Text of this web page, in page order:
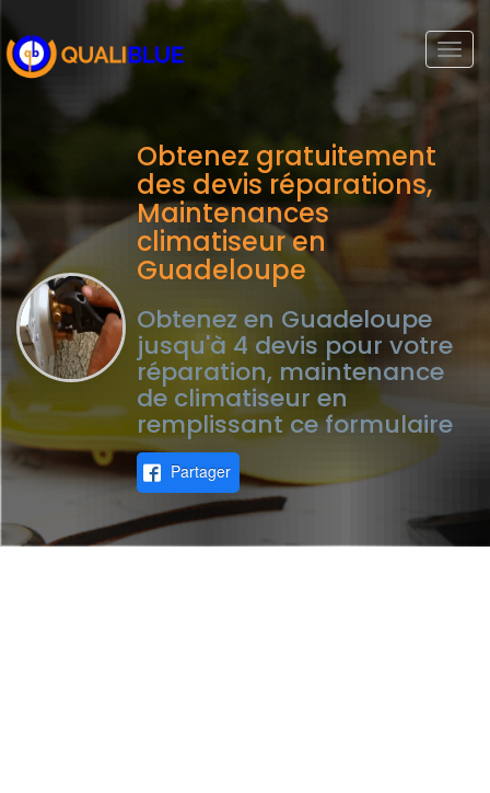
Obtenez gratuitement
des devis réparations,
Maintenances
climatiseur en
Guadeloupe
Obtenez en Guadeloupe
jusqu'à 4 devis pour votre
réparation, maintenance
de climatiseur en
remplissant ce formulaire
Partager